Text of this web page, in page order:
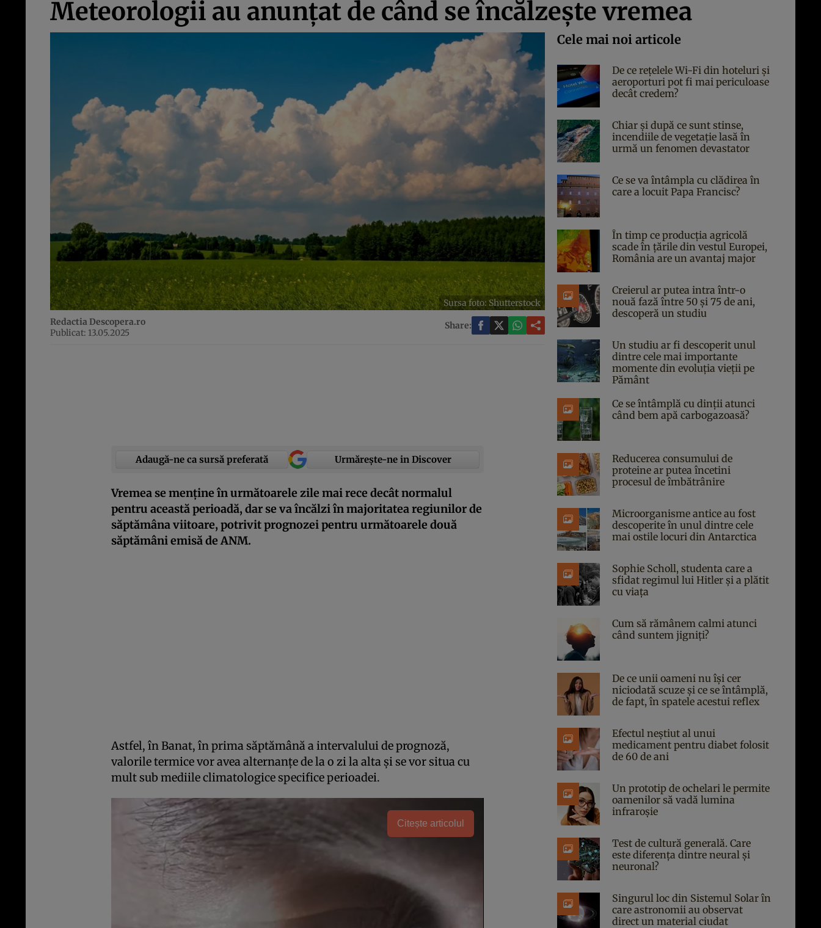
Meteorologii au anunțat de când se încălzește vremea
Sursa foto: Shutterstock
Redactia Descopera.ro
Publicat: 13.05.2025
Share:
Adaugă-ne ca sursă preferată Urmărește-ne in Discover
Vremea se menține în următoarele zile mai rece decât normalul
pentru această perioadă, dar se va încălzi în majoritatea regiunilor de
săptămâna viitoare, potrivit prognozei pentru următoarele două
săptămâni emisă de ANM.
Astfel, în Banat, în prima săptămână a intervalului de prognoză,
valorile termice vor avea alternanțe de la o zi la alta și se vor situa cu
mult sub mediile climatologice specifice perioadei.
Citește articolul
Cele mai noi articole
De ce rețelele Wi-Fi din hoteluri și
aeroporturi pot fi mai periculoase
decât credem?
Chiar și după ce sunt stinse,
incendiile de vegetație lasă în
urmă un fenomen devastator
Ce se va întâmpla cu clădirea în
care a locuit Papa Francisc?
În timp ce producția agricolă
scade în țările din vestul Europei,
România are un avantaj major
Creierul ar putea intra într-o
nouă fază între 50 și 75 de ani,
descoperă un studiu
Un studiu ar fi descoperit unul
dintre cele mai importante
momente din evoluția vieții pe
Pământ
Ce se întâmplă cu dinții atunci
când bem apă carbogazoasă?
Reducerea consumului de
proteine ar putea încetini
procesul de îmbătrânire
Microorganisme antice au fost
descoperite în unul dintre cele
mai ostile locuri din Antarctica
Sophie Scholl, studenta care a
sfidat regimul lui Hitler și a plătit
cu viața
Cum să rămânem calmi atunci
când suntem jigniți?
De ce unii oameni nu își cer
niciodată scuze și ce se întâmplă,
de fapt, în spatele acestui reflex
Efectul neștiut al unui
medicament pentru diabet folosit
de 60 de ani
Un prototip de ochelari le permite
oamenilor să vadă lumina
infraroșie
Test de cultură generală. Care
este diferența dintre neural și
neuronal?
Singurul loc din Sistemul Solar în
care astronomii au observat
direct un material ciudat